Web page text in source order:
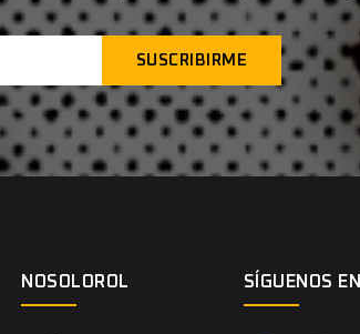
NOSOLOROL SÍGUENOS EN